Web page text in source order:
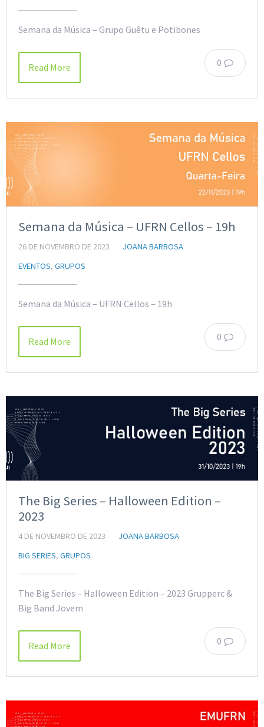
Semana da Música – Grupo Guêtu e Potibones
0
Read More
Semana da Música – UFRN Cellos – 19h
26 DE NOVEMBRO DE 2023
JOANA BARBOSA
EVENTOS, GRUPOS
Semana da Música – UFRN Cellos – 19h
0
Read More
The Big Series – Halloween Edition –
2023
4 DE NOVEMBRO DE 2023
JOANA BARBOSA
BIG SERIES, GRUPOS
The Big Series – Halloween Edition – 2023 Grupperc &
Big Band Jovem
0
Read More